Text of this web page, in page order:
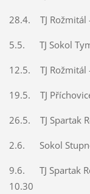
28.4. TJ Rožmitál
5.5. TJ Sokol
12.5. TJ Rožmitál
19.5. TJ
26.5. TJ Spartak
2.6. Sokol Stupno
9.6. TJ Spartak
10.30